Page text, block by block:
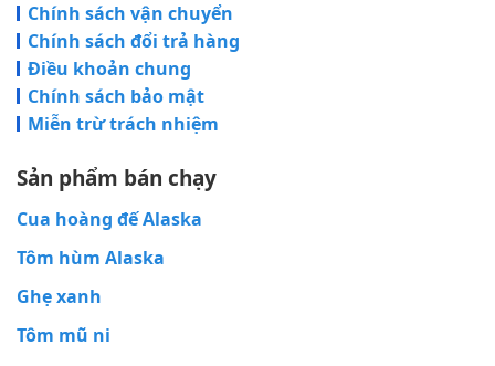
Chính sách vận chuyển
Chính sách đổi trả hàng
Điều khoản chung
Chính sách bảo mật
Miễn trừ trách nhiệm
Sản phẩm bán chạy
Cua hoàng đế Alaska
Tôm hùm Alaska
Ghẹ xanh
Tôm mũ ni